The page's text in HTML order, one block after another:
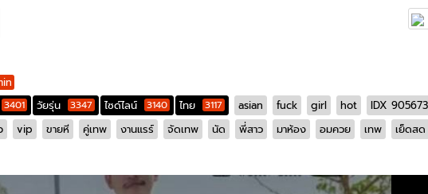
3401 วัยรุ่น 3347 ไซด์ไลน์ 3140 ไทย 3117 asian fuck girl hot IDX
vip ขายหี คู่เทพ งานแรร์ จัดเทพ นัด พี่สาว มาห้อง อมควย เทพ เย็ดสด